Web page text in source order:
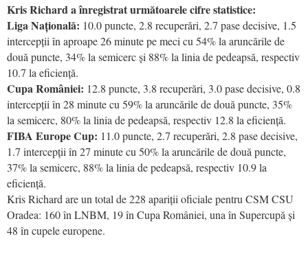
Kris Richard a înregistrat următoarele cifre statistice:
Liga Națională: 10.0 puncte, 2.8 recuperări, 2.7 pase decisive, 1.5
intercepții în aproape 26 minute pe meci cu 54% la aruncările de
două puncte, 34% la semicerc și 88% la linia de pedeapsă, respectiv
10.7 la eficiență.
Cupa României: 12.8 puncte, 3.8 recuperări, 3.0 pase decisive, 0.8
intercepții în 28 minute cu 59% la aruncările de două puncte, 35%
la semicerc, 80% la linia de pedeapsă, respectiv 12.8 la eficiență.
FIBA Europe Cup: 11.0 puncte, 2.7 recuperări, 2.8 pase decisive,
1.7 intercepții în 27 minute cu 50% la aruncările de două puncte,
37% la semicerc, 88% la linia de pedeapsă, respectiv 10.9 la
eficiență.
Kris Richard are un total de 228 apariții oficiale pentru CSM CSU
Oradea: 160 în LNBM, 19 în Cupa României, una în Supercupă și
48 în cupele europene.